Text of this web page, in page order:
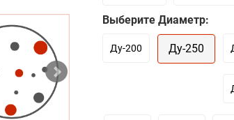
Выберите Диаметр:
Ду-200 Ду-250